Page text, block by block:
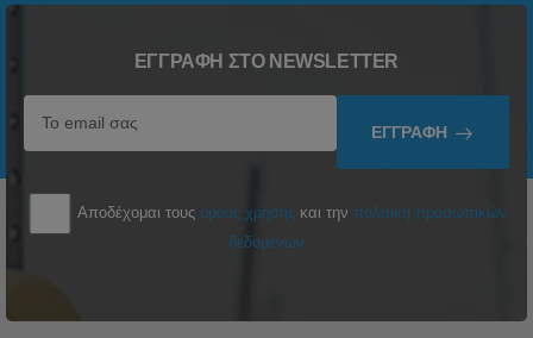
ΕΓΓΡΑΦΉ ΣΤΟ NEWSLETTER
ΕΓΓΡΑΦΉ
Αποδέχομαι τους όρους χρήσης και την πολιτική προσωπικών
δεδομένων